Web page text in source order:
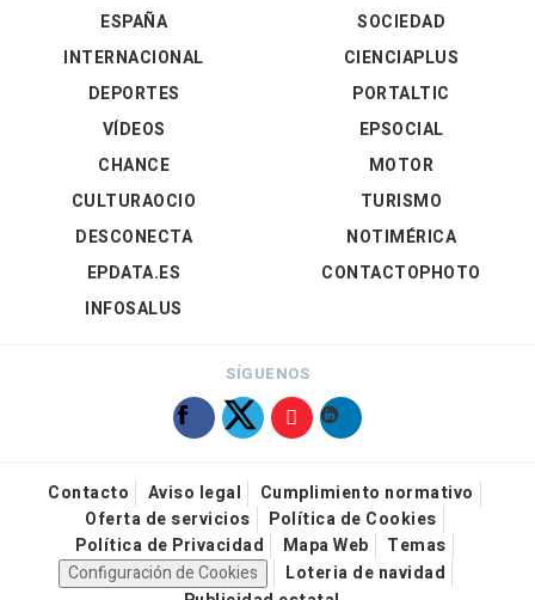
ESPAÑA
INTERNACIONAL
DEPORTES
VÍDEOS
SOCIEDAD
CIENCIAPLUS
PORTALTIC
EPSOCIAL
CHANCE
CULTURAOCIO
DESCONECTA
EPDATA.ES
INFOSALUS
MOTOR
TURISMO
NOTIMÉRICA
CONTACTOPHOTO
SÍGUENOS
Contacto Aviso legal
Cumplimiento normativo
Oferta de servicios
Política de Cookies
Política de Privacidad
Mapa Web
Temas
Configuración de Cookies
Loteria de navidad